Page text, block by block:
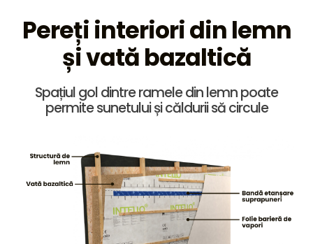
Pereți interiori din lemn
șivată bazaltică
Spațiul gol dintre ramele din lemn poate
permite sunetului și căldurii să circule